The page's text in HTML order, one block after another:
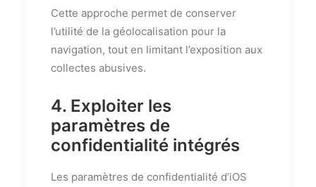
Cette approche permet de conserver
l’utilité de la géolocalisation pour la
navigation, tout en limitant l’exposition aux
collectes abusives.
4. Exploiter les
paramètres de
confidentialité intégrés
Les paramètres de confidentialité d’iOS